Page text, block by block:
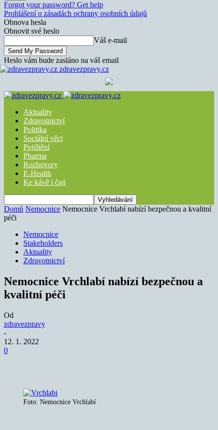
Forgot your password? Get help
Prohlášení o zásadách ochrany osobních údajů
Obnova hesla
Obnovit své heslo
Váš e-mail
Heslo vám bude zasláno na váš email
zdravezpravy.cz
Aktuality
Zdravotnictví
Politika
Sociální věci
Pojištění
Pharma
Rozhovory
E-Health
Ke kávě i čaji
Domů Nemocnice Nemocnice Vrchlabí nabízí bezpečnou a kvalitní
péči
Nemocnice
Stakeholders
Aktuality
Zdravotnictví
Nemocnice Vrchlabí nabízí bezpečnou a
kvalitní péči
Od
zdravezpravy
-
12. 1. 2022
0
Foto: Nemocnice Vrchlabí